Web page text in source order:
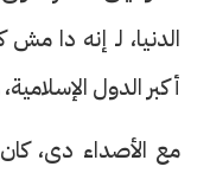
الدنيا، لـ إنه دا
أكبر الدول
مع الأصداء دى،